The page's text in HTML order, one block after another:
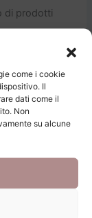
come i cookie
Il
dati come il
Non
su alcune
di prodotti